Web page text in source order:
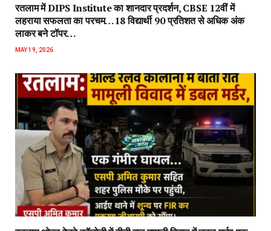
रतलाम में DIPS Institute का शानदार प्रदर्शन, CBSE 12वीं में
लहराया सफलता का परचम…18 विद्यार्थी 90 प्रतिशत से अधिक अंक
लाकर बने टॉपर…
MAY 19, 2026